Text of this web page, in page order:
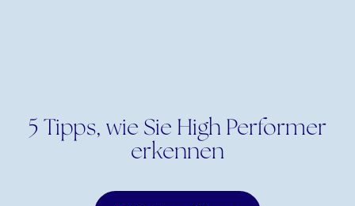
5 Tipps, wie Sie High Performer
erkennen